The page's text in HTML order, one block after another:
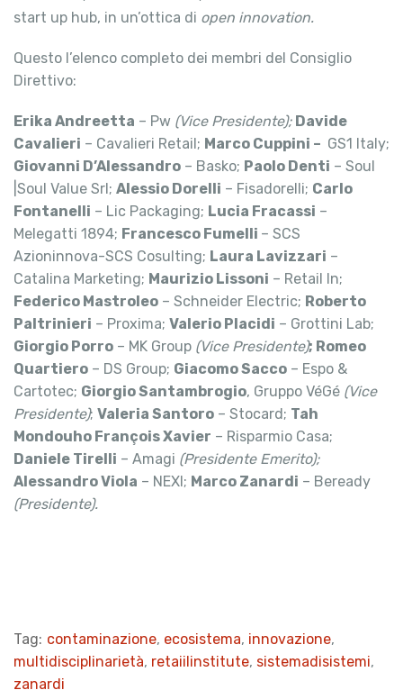
start up hub, in un’ottica di open innovation.
Questo l’elenco completo dei membri del Consiglio
Direttivo:
Erika Andreetta – Pw (Vice Presidente); Davide
Cavalieri – Cavalieri Retail; Marco Cuppini – GS1 Italy;
Giovanni D’Alessandro – Basko; Paolo Denti – Soul
|Soul Value Srl; Alessio Dorelli – Fisadorelli; Carlo
Fontanelli – Lic Packaging; Lucia Fracassi –
Melegatti 1894; Francesco Fumelli – SCS
Azioninnova-SCS Cosulting; Laura Lavizzari –
Catalina Marketing; Maurizio Lissoni – Retail In;
Federico Mastroleo – Schneider Electric; Roberto
Paltrinieri – Proxima; Valerio Placidi – Grottini Lab;
Giorgio Porro – MK Group (Vice Presidente); Romeo
Quartiero – DS Group; Giacomo Sacco – Espo &
Cartotec; Giorgio Santambrogio, Gruppo VéGé (Vice
Presidente); Valeria Santoro – Stocard; Tah
Mondouho François Xavier – Risparmio Casa;
Daniele Tirelli – Amagi (Presidente Emerito);
Alessandro Viola – NEXI; Marco Zanardi – Beready
(Presidente).
Tag: contaminazione, ecosistema, innovazione,
multidisciplinarietà, retaiilinstitute, sistemadisistemi,
zanardi